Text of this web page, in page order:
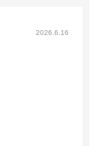
2026.6.16